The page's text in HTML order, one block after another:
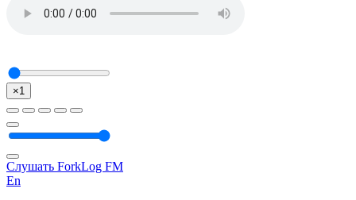
×1
Слушать ForkLog FM
En